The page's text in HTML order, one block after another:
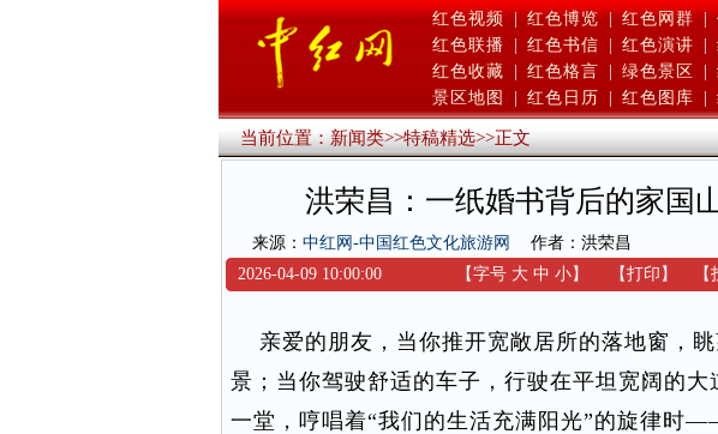
红色视频 | 红色博览 | 红色网群 |
红色联播
红色书信 红色演讲
红色收藏
红色格言 绿色景区
景区地图
红色日历 红色图库
当前位置：新闻类>>特稿精选>>正文
洪荣昌：一纸婚书背后的家国
来源： 中红网-中国红色文化旅游网 作者：洪荣昌
2026-04-09 10:00:00
【字号 大 中 小】 【打印 】 【
亲爱的朋友，当你推开宽敞居所的落地窗，眺
景；当你驾驶舒适的车子，行驶在平坦宽阔的大
一堂，哼唱着“我们的生活充满阳光”的旋律时